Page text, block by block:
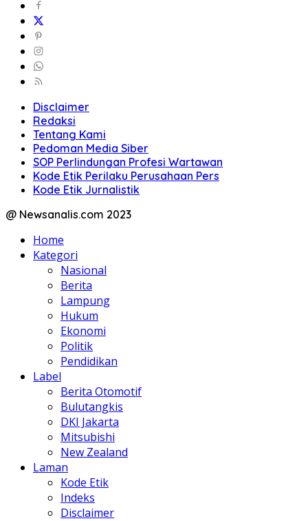
Disclaimer
Redaksi
Tentang Kami
Pedoman Media Siber
SOP Perlindungan Profesi Wartawan
Kode Etik Perilaku Perusahaan Pers
Kode Etik Jurnalistik
@ Newsanalis.com 2023
Home
Kategori
Nasional
Berita
Lampung
Hukum
Ekonomi
Politik
Pendidikan
Label
Berita Otomotif
Bulutangkis
DKI Jakarta
Mitsubishi
New Zealand
Laman
Kode Etik
Indeks
Disclaimer